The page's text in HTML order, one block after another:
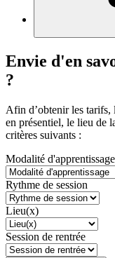
Envie d'en
?
Afin d’obtenir les tarifs,
en présentiel, le lieu de
critères suivants :
Modalité d'apprentissage
Rythme de session
Lieu(x)
Session de rentrée